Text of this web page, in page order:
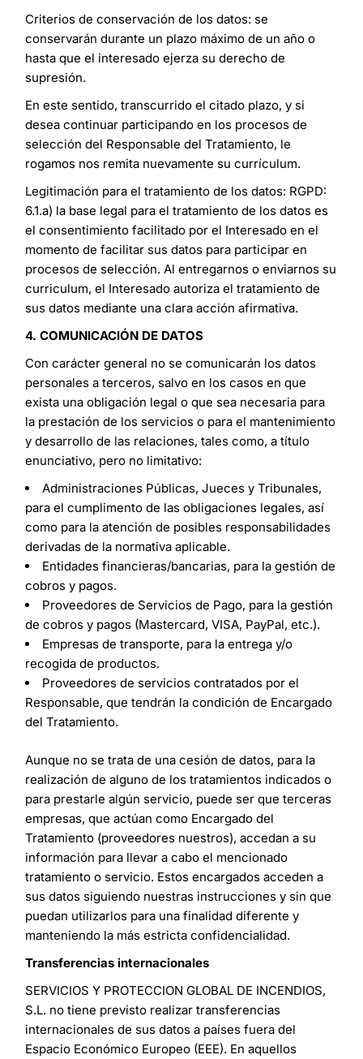
Criterios de conservación de los datos: se
conservarán durante un plazo máximo de un año o
hasta que el interesado ejerza su derecho de
supresión.
En este sentido, transcurrido el citado plazo, y si
desea continuar participando en los procesos de
selección del Responsable del Tratamiento, le
rogamos nos remita nuevamente su currículum.
Legitimación para el tratamiento de los datos: RGPD:
6.1.a) la base legal para el tratamiento de los datos es
el consentimiento facilitado por el Interesado en el
momento de facilitar sus datos para participar en
procesos de selección. Al entregarnos o enviarnos su
curriculum, el Interesado autoriza el tratamiento de
sus datos mediante una clara acción afirmativa.
4. COMUNICACIÓN DE DATOS
Con carácter general no se comunicarán los datos
personales a terceros, salvo en los casos en que
exista una obligación legal o que sea necesaria para
la prestación de los servicios o para el mantenimiento
y desarrollo de las relaciones, tales como, a título
enunciativo, pero no limitativo:
Administraciones Públicas, Jueces y Tribunales,
para el cumplimento de las obligaciones legales, así
como para la atención de posibles responsabilidades
derivadas de la normativa aplicable.
Entidades financieras/bancarias, para la gestión de
cobros y pagos.
Proveedores de Servicios de Pago, para la gestión
de cobros y pagos (Mastercard, VISA, PayPal, etc.).
Empresas de transporte, para la entrega y/o
recogida de productos.
Proveedores de servicios contratados por el
Responsable, que tendrán la condición de Encargado
del Tratamiento.
Aunque no se trata de una cesión de datos, para la
realización de alguno de los tratamientos indicados o
para prestarle algún servicio, puede ser que terceras
empresas, que actúan como Encargado del
Tratamiento (proveedores nuestros), accedan a su
información para llevar a cabo el mencionado
tratamiento o servicio. Estos encargados acceden a
sus datos siguiendo nuestras instrucciones y sin que
puedan utilizarlos para una finalidad diferente y
manteniendo la más estricta confidencialidad.
Transferencias internacionales
SERVICIOS Y PROTECCION GLOBAL DE INCENDIOS,
S.L. no tiene previsto realizar transferencias
internacionales de sus datos a países fuera del
Espacio Económico Europeo (EEE). En aquellos